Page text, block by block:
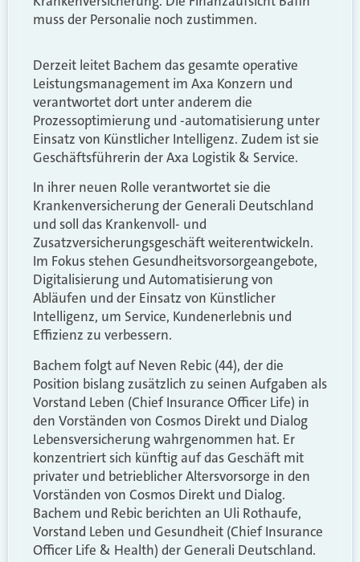
muss der Personalie noch zustimmen.
Derzeit leitet Bachem das gesamte operative
Leistungsmanagement im Axa Konzern und
verantwortet dort unter anderem die
Prozessoptimierung und -automatisierung unter
Einsatz von Künstlicher Intelligenz. Zudem ist sie
Geschäftsführerin der Axa Logistik & Service.
In ihrer neuen Rolle verantwortet sie die
Krankenversicherung der Generali Deutschland
und soll das Krankenvoll- und
Zusatzversicherungsgeschäft weiterentwickeln.
Im Fokus stehen Gesundheitsvorsorgeangebote,
Digitalisierung und Automatisierung von
Abläufen und der Einsatz von Künstlicher
Intelligenz, um Service, Kundenerlebnis und
Effizienz zu verbessern.
Bachem folgt auf Neven Rebic (44), der die
Position bislang zusätzlich zu seinen Aufgaben als
Vorstand Leben (Chief Insurance Officer Life) in
den Vorständen von Cosmos Direkt und Dialog
Lebensversicherung wahrgenommen hat. Er
konzentriert sich künftig auf das Geschäft mit
privater und betrieblicher Altersvorsorge in den
Vorständen von Cosmos Direkt und Dialog.
Bachem und Rebic berichten an Uli Rothaufe,
Vorstand Leben und Gesundheit (Chief Insurance
Officer Life & Health) der Generali Deutschland.